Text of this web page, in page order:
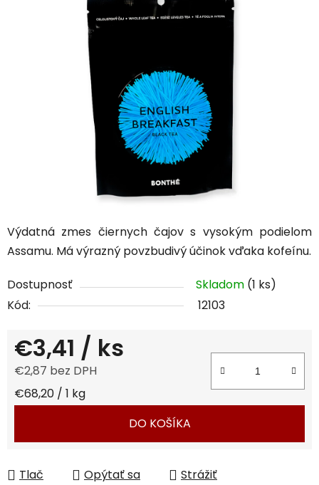
Výdatná zmes čiernych čajov s vysokým podielom
Assamu. Má výrazný povzbudivý účinok vďaka kofeínu.
Dostupnosť Skladom (1 ks)
Kód:
12103
€3,41 / ks
€2,87 bez DPH
Jednotková cena:
€68,20 / 1 kg
DO KOŠÍKA
Tlač Opýtať sa
Strážiť